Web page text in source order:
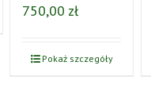
750,00 zł
Pokaż szczegóły